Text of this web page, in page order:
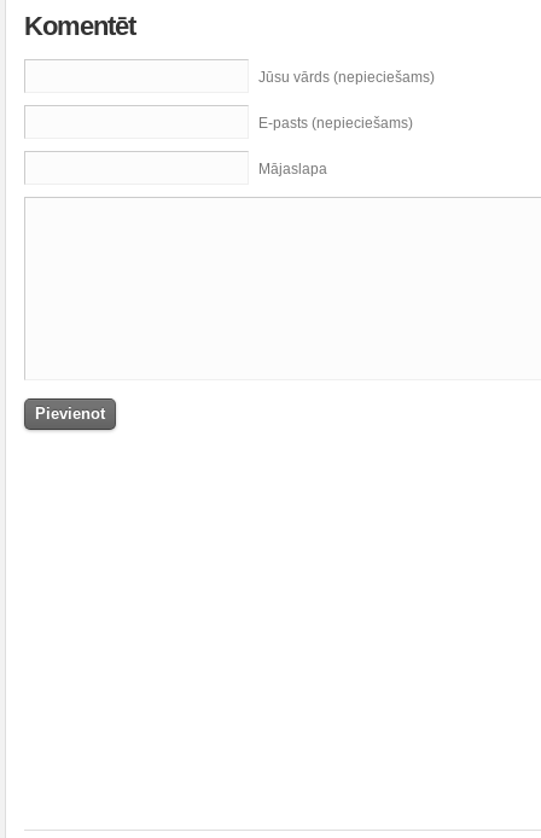
Komentēt
Jūsu vārds (nepieciešams)
E-pasts (nepieciešams)
Mājaslapa